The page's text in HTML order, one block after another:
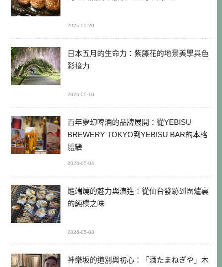
2026-05-20
日本五月的生命力：紫藤花的地景美學與色
彩接力
2026-05-10
百年夢幻啤酒的品牌展開：從YEBISU
BREWERY TOKYO到YEBISU BAR的本格
體驗
2026-05-04
爐端燒的魅力與演進：從仙台發跡到圍爐裏
的純樸之味
2026-05-03
神樂坂的道別與初心：「酒たまねぎや」木